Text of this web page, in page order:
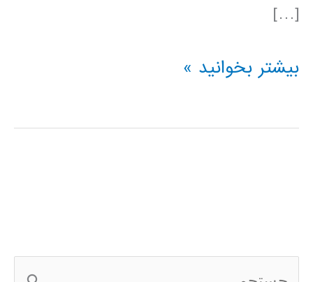
[…]
درخت
(Decision
بیشتر بخوانید »